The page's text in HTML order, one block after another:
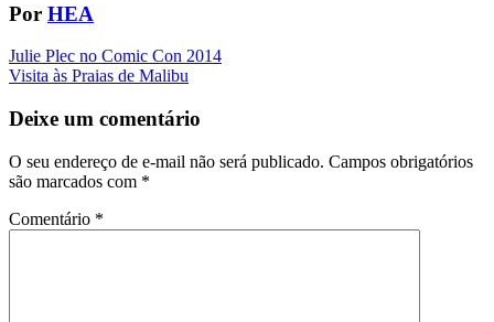
Por HEA
Navegação
da
Postagem
Julie Plec no Comic Con 2014
Visita às Praias de Malibu
Deixe um comentário
O seu endereço de e-mail não será publicado. Campos obrigatórios
são marcados com *
Comentário *